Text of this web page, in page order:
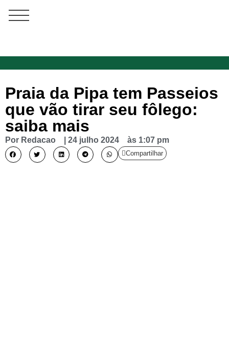
Praia da Pipa tem Passeios
que vão tirar seu fôlego:
saiba mais
Por Redacao 24 julho 2024 às 1:07 pm
Compartilhar